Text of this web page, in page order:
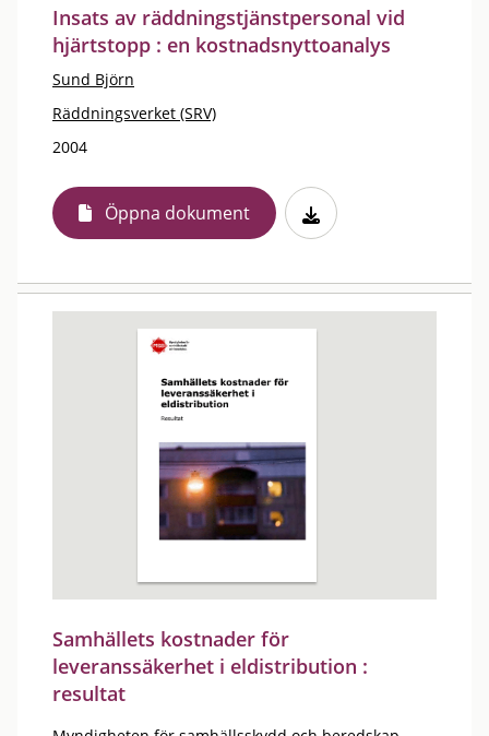
Insats av räddningstjänstpersonal vid
hjärtstopp : en kostnadsnyttoanalys
Sund Björn
Räddningsverket (SRV)
2004
Öppna dokument
Samhällets kostnader för
leveranssäkerhet i eldistribution :
resultat